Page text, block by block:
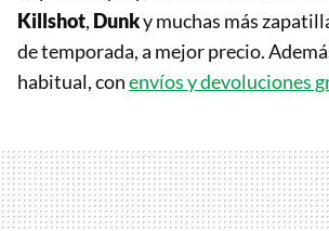
Killshot, Dunky muchas más
de temporada, a mejor precio.
habitual, conenvíos y devoluciones